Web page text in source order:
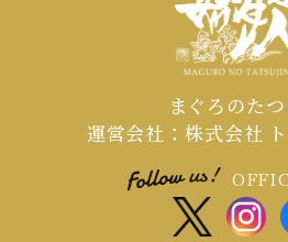
まぐろのた
運営会社：株式会社